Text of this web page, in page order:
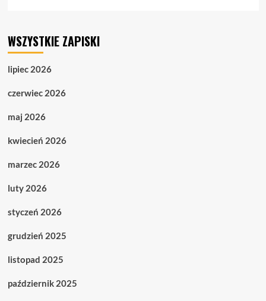
1.06.
WSZYSTKIE ZAPISKI
lipiec 2026
czerwiec 2026
maj 2026
kwiecień 2026
marzec 2026
luty 2026
styczeń 2026
grudzień 2025
listopad 2025
październik 2025